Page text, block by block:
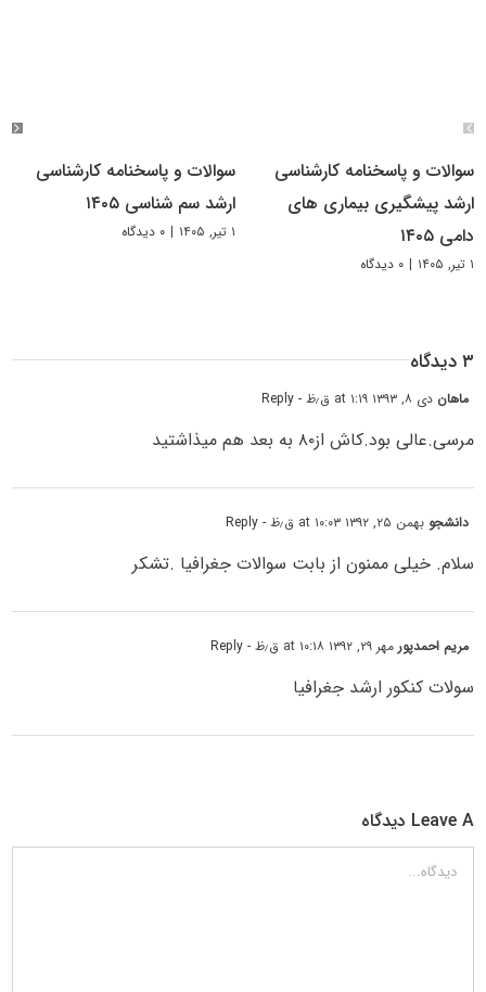
سوالات و پاسخنامه کارشناسی
ارشد پیشگیری بیماری های
دامی ۱۴۰۵
۱ تیر, ۱۴۰۵ | ۰ دیدگاه
سوالات و پاسخنامه کارشناسی
ارشد سم شناسی ۱۴۰۵
۱ تیر, ۱۴۰۵ | ۰ دیدگاه
۳ دیدگاه
ماهان دی ۸, ۱۳۹۳ at ۱:۱۹ ق٫ظ - Reply
مرسی.عالی بود.کاش از۸۰ به بعد هم میذاشتید
دانشجو بهمن ۲۵, ۱۳۹۲ at ۱۰:۰۳ ق٫ظ - Reply
سلام. خیلی ممنون از بابت سوالات جغرافیا .تشکر
مریم احمدپورمهر ۲۹, ۱۳۹۲ at ۱۰:۱۸ ق٫ظ - Reply
سولات کنکور ارشد جغرافیا
Leave A دیدگاه
دیدگاه